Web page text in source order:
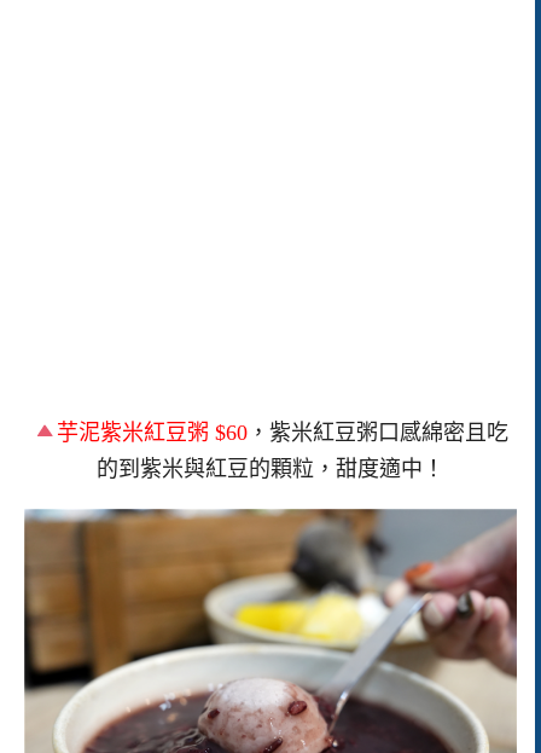
芋泥紫米紅豆粥 $60 ，紫米紅豆粥口感綿密且吃
的到紫米與紅豆的顆粒，甜度適中！